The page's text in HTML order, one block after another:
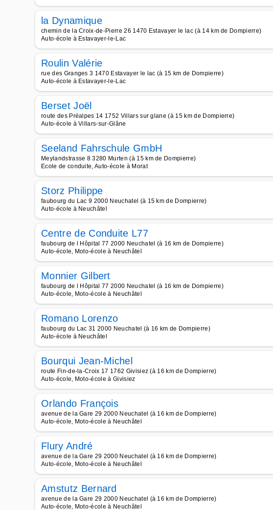
la Dynamique
chemin de la Croix-de-Pierre 26 1470 Estavayer le lac (à 14 km de Dompierre)
Auto-école à Estavayer-le-Lac
Roulin Valérie
rue des Granges 3 1470 Estavayer le lac (à 15 km de Dompierre)
Auto-école à Estavayer-le-Lac
Berset Joël
route des Préalpes 14 1752 Villars sur glane (à 15 km de Dompierre)
Auto-école à Villars-sur-Glâne
Seeland Fahrschule GmbH
Meylandstrasse 8 3280 Murten (à 15 km de Dompierre)
Ecole de conduite, Auto-école à Morat
Storz Philippe
faubourg du Lac 9 2000 Neuchatel (à 15 km de Dompierre)
Auto-école à Neuchâtel
Centre de Conduite L77
faubourg de l Hôpital 77 2000 Neuchatel (à 16 km de Dompierre)
Auto-école, Moto-école à Neuchâtel
Monnier Gilbert
faubourg de l Hôpital 77 2000 Neuchatel (à 16 km de Dompierre)
Auto-école, Moto-école à Neuchâtel
Romano Lorenzo
faubourg du Lac 31 2000 Neuchatel (à 16 km de Dompierre)
Auto-école à Neuchâtel
Bourqui Jean-Michel
route Fin-de-la-Croix 17 1762 Givisiez (à 16 km de Dompierre)
Auto-école, Moto-école à Givisiez
Orlando François
avenue de la Gare 29 2000 Neuchatel (à 16 km de Dompierre)
Auto-école, Moto-école à Neuchâtel
Flury André
avenue de la Gare 29 2000 Neuchatel (à 16 km de Dompierre)
Auto-école, Moto-école à Neuchâtel
Amstutz Bernard
avenue de la Gare 29 2000 Neuchatel (à 16 km de Dompierre)
Auto-école, Moto-école à Neuchâtel